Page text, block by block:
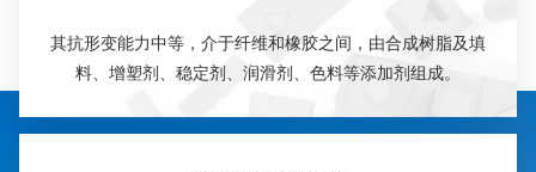
其抗形变能力中等，介于纤维和橡胶之间，由合成树脂及填
料、增塑剂、稳定剂、润滑剂、色料等添加剂组成。